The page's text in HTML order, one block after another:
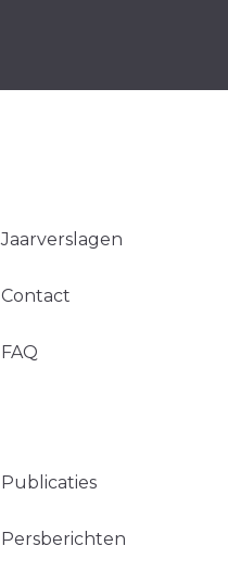
Jaarverslagen
Contact
FAQ
Publicaties
Persberichten